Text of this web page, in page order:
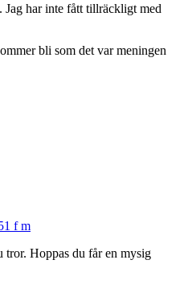
har inte fått tillräckligt med
bli som det var meningen
f m
tror. Hoppas du får en mysig